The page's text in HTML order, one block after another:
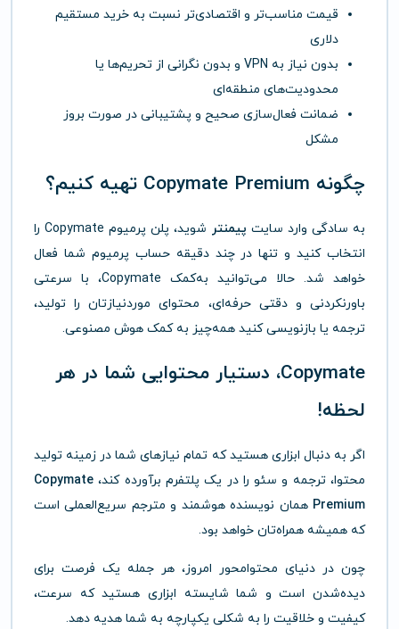
قیمت مناسب‌تر و اقتصادی‌تر نسبت به خرید مستقیم
دلاری
بدون نیاز به VPN و بدون نگرانی از تحریم‌ها یا
محدودیت‌های منطقه‌ای
ضمانت فعال‌سازی صحیح و پشتیبانی در صورت بروز
مشکل
چگونه Copymate Premium تهیه کنیم؟
به سادگی وارد سایت پیمنتر
شوید، پلن پرمیوم Copymate را
انتخاب کنید و تنها در چند دقیقه حساب پرمیوم شما فعال
خواهد شد. حالا می‌توانید به‌کمک Copymate، با سرعتی
باورنکردنی و دقتی حرفه‌ای، محتوای موردنیازتان را تولید،
ترجمه یا بازنویسی کنید همه‌چیز به کمک هوش مصنوعی.
Copymate، دستیار محتوایی شما در هر
لحظه!
اگر به دنبال ابزاری هستید که تمام نیازهای شما در زمینه تولید
محتوا، ترجمه و سئو را در یک پلتفرم برآورده کند، Copymate
Premium همان نویسنده هوشمند و مترجم سریع‌العملی است
که همیشه همراه‌تان خواهد بود.
چون در دنیای محتوامحور امروز، هر جمله یک فرصت برای
دیده‌شدن است و شما شایسته ابزاری هستید که سرعت،
کیفیت و خلاقیت را به شکلی یکپارچه به شما هدیه دهد.